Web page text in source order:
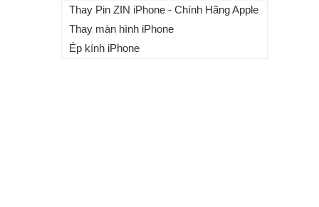
Thay Pin ZIN iPhone - Chính Hãng Apple
Thay màn hình iPhone
Ép kính iPhone